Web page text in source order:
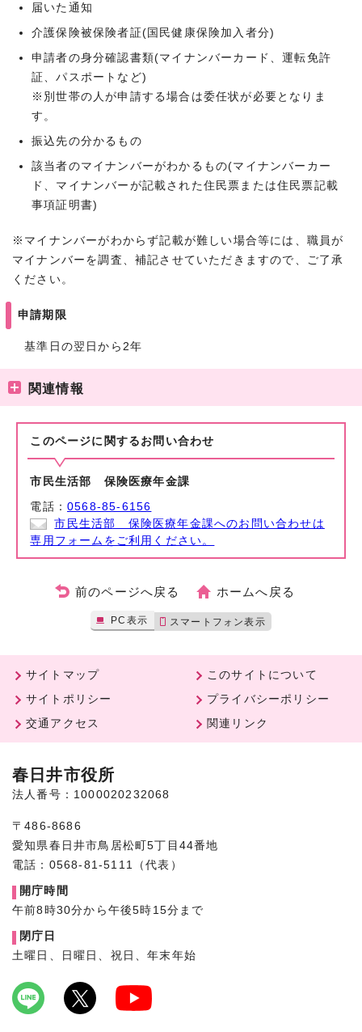
届いた通知
介護保険被保険者証(国民健康保険加入者分)
申請者の身分確認書類(マイナンバーカード、運転免許
証、パスポートなど)
※別世帯の人が申請する場合は委任状が必要となりま
す。
振込先の分かるもの
該当者のマイナンバーがわかるもの(マイナンバーカー
ド、マイナンバーが記載された住民票または住民票記載
事項証明書)
※マイナンバーがわからず記載が難しい場合等には、職員が
マイナンバーを調査、補記させていただきますので、ご了承
ください。
申請期限
基準日の翌日から2年
関連情報
このページに関する お問い合わせ
市民生活部 保険医療年金課
電話：0568-85-6156
市民生活部 保険医療年金課へのお問い合わせは
専用フォームをご利用ください。
前のページへ戻る ホームへ戻る
PC表示 スマートフォン表示
サイトマップ
このサイトについて
サイトポリシー
プライバシーポリシー
交通アクセス
関連リンク
春日井市役所
法人番号：1000020232068
〒486-8686
愛知県春日井市鳥居松町5丁目44番地
電話：0568-81-5111（代表）
開庁時間
午前8時30分から午後5時15分まで
閉庁日
土曜日、日曜日、祝日、年末年始